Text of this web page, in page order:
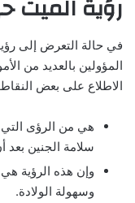
رؤية الميت
في حالة التعرض إلى
المؤولين بالعديد من
الاطلاع على بعض
هي من الرؤى
سلامة الجنين بعد
وإن هذه الرؤية
وسهولة الولادة.